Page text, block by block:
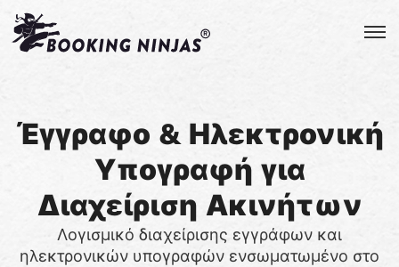
Έγγραφο & Ηλεκτρονική
Υπογραφή για
Διαχείριση Ακινήτων
Λογισμικό διαχείρισης εγγράφων και
ηλεκτρονικών υπογραφών ενσωματωμένο στο